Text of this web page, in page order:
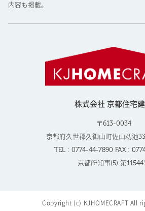
内容も掲載。
株式会社 京都住宅
〒613-0034
京都府久世郡久御山町佐山籾池
TEL : 0774-44-7890 FAX :
京都府知事(5) 第11544
Copyright (c) KJHOMECRAFT All